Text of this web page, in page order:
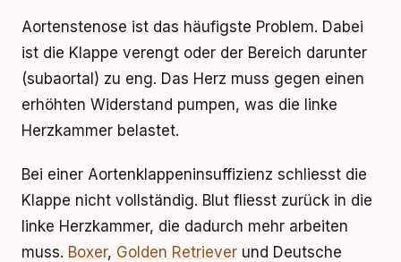
Aortenstenose ist das häufigste Problem. Dabei
ist die Klappe verengt oder der Bereich darunter
(subaortal) zu eng. Das Herz muss gegen einen
erhöhten Widerstand pumpen, was die linke
Herzkammer belastet.
Bei einer Aortenklappeninsuffizienz schliesst die
Klappe nicht vollständig. Blut fliesst zurück in die
linke Herzkammer, die dadurch mehr arbeiten
muss. Boxer, Golden Retriever und Deutsche